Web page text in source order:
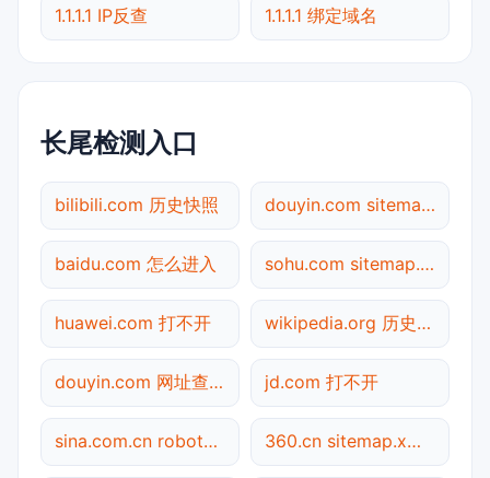
1.1.1.1 IP反查 1.1.1.1 绑定域名
长尾检测入口
bilibili.com 历史快照 douyin.com sitemap.xml检测
baidu.com 怎么进入 sohu.com sitemap.xml检测
huawei.com 打不开 wikipedia.org 历史快照
douyin.com 网址查询 jd.com 打不开
sina.com.cn robots.txt检测 360.cn sitemap.xml检测